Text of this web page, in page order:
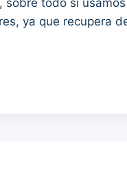
todo si
ya que recupera